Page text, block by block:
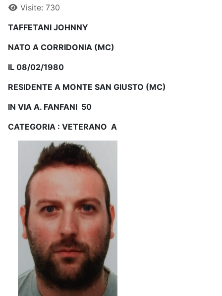
Visite: 730
TAFFETANI JOHNNY
NATO A CORRIDONIA (MC)
IL 08/02/1980
RESIDENTE A MONTE SAN GIUSTO (MC)
IN VIA A. FANFANI 50
CATEGORIA : VETERANO A